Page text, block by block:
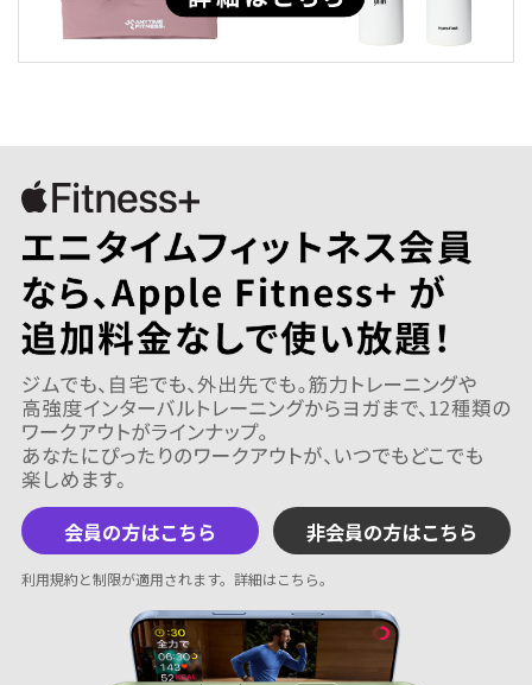
会員の方はこちら 非会員の方はこちら
利用規約と制限が適用されます。 詳細はこちら。